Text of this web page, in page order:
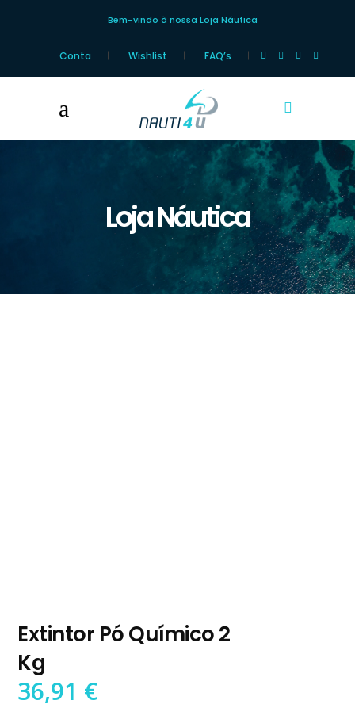
Bem-vindo à nossa Loja Náutica
Conta Wishlist FAQ’s
Loja Náutica
Extintor Pó Químico 2
Kg
36,91 €